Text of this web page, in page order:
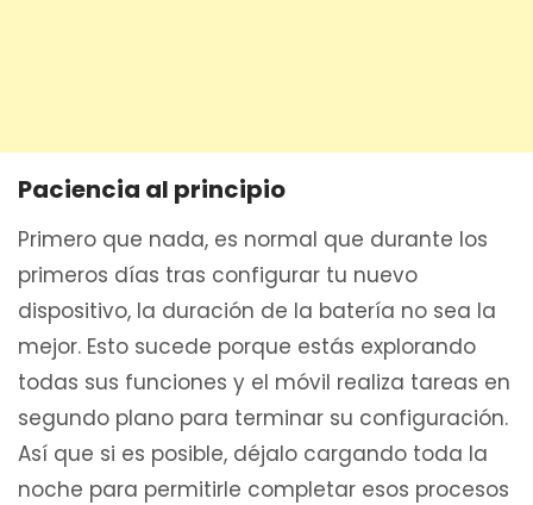
Paciencia al principio
Primero que nada, es normal que durante los
primeros días tras configurar tu nuevo
dispositivo, la duración de la batería no sea la
mejor. Esto sucede porque estás explorando
todas sus funciones y el móvil realiza tareas en
segundo plano para terminar su configuración.
Así que si es posible, déjalo cargando toda la
noche para permitirle completar esos procesos